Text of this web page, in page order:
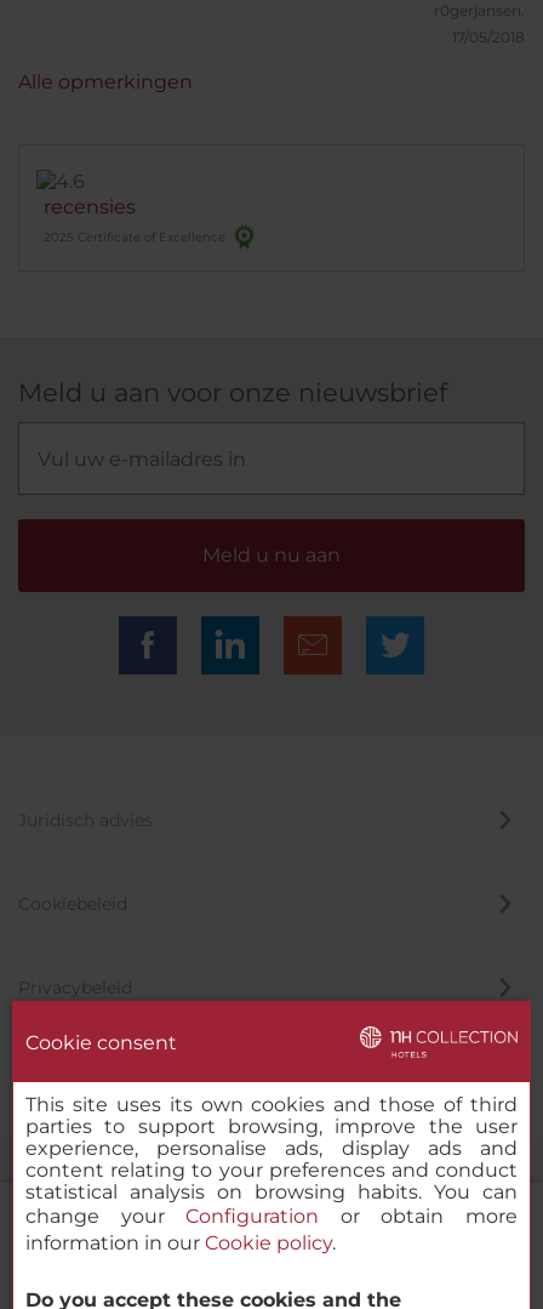
NH Collection Madrid Abascal
r0gerjansen.
17/05/2018
recensies
2025 Certificate of Excellence
Alle opmerkingen
Meld u aan voor onze nieuwsbrief
Meld u nu aan
Juridisch advies
Cookiebeleid
Privacybeleid
Cookie consent
This site uses its own cookies and those of third
parties to support browsing, improve the user
experience, personalise ads, display ads and
content relating to your preferences and conduct
statistical analysis on browsing habits. You can
change yourConfiguration or obtain more
information in our Cookie policy.
Do you accept these cookies and the